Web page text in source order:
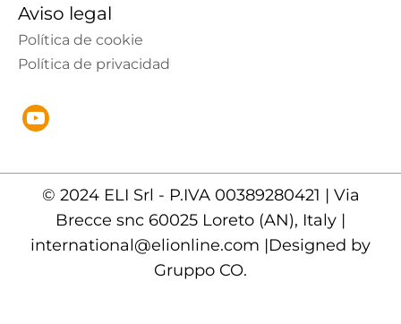
Aviso legal
Política de cookie
Política de privacidad
© 2024 ELI Srl - P.IVA 00389280421 | Via
Brecce snc 60025 Loreto (AN), Italy |
international@elionline.com |Designed by
Gruppo CO.